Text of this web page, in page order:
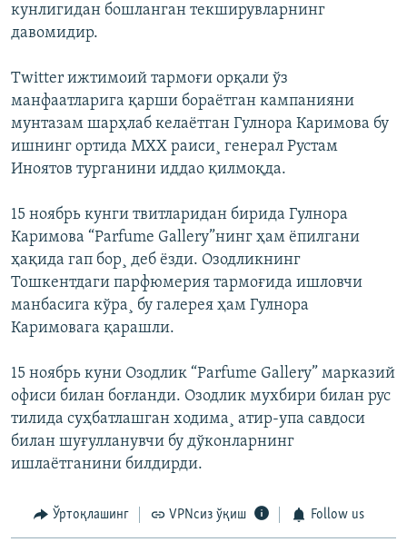
кунлигидан бошланган текширувларнинг
давомидир.
Twitter ижтимоий тармоғи орқали ўз
манфаатларига қарши бораëтган кампанияни
мунтазам шарҳлаб келаëтган Гулнора Каримова бу
ишнинг ортида МХХ раиси¸ генерал Рустам
Иноятов турганини иддао қилмоқда.
15 ноябрь кунги твитларидан бирида Гулнора
Каримова “Parfume Gallery”нинг ҳам ëпилгани
ҳақида гап бор¸ деб ëзди. Озодликнинг
Тошкентдаги парфюмерия тармоғида ишловчи
манбасига кўра¸ бу галерея ҳам Гулнора
Каримовага қарашли.
15 ноябрь куни Озодлик “Parfume Gallery” марказий
офиси билан боғланди. Озодлик мухбири билан рус
тилида суҳбатлашган ходима¸ атир-упа савдоси
билан шуғулланувчи бу дўконларнинг
ишлаëтганини билдирди.
Ўртоқлашинг VPNсиз ўқиш Follow us